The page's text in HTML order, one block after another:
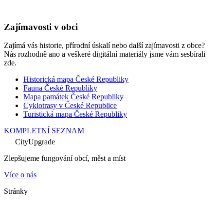
Zajímavosti v obci
Zajímá vás historie, přírodní úskalí nebo další zajímavosti z obce?
Nás rozhodně ano a veškeré digitální materiály jsme vám sesbírali
zde.
Historická mapa České Republiky
Fauna České Republiky
Mapa památek České Republiky
Cyklotrasy v České Republice
Turistická mapa České Republiky
KOMPLETNÍ SEZNAM
CityUpgrade
Zlepšujeme fungování obcí, měst a míst
Více o nás
Stránky